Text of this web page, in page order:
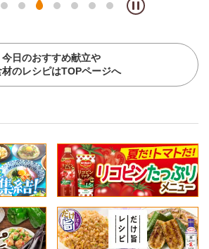
今日のおすすめ献立や
材のレシピはTOPページへ